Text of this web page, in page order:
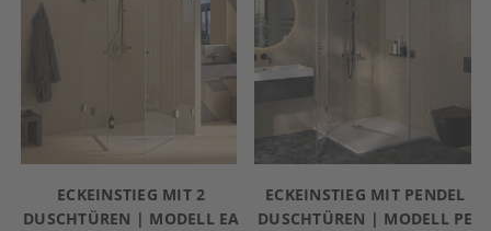
ECKEINSTIEG MIT 2
DUSCHTÜREN | MODELL EA
ECKEINSTIEG MIT PENDEL
DUSCHTÜREN | MODELL PE